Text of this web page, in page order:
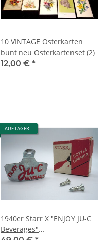
10 VINTAGE Osterkarten
bunt neu Osterkartenset (2)
12,00 € *
AUF LAGER
1940er Starr X "ENJOY JU-C
Beverages"